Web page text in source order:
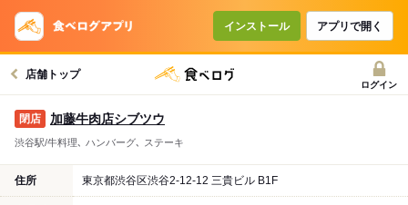
インストール アプリで開く
店舗トップ
ログイン
加藤牛肉店シブツウ
渋谷駅/牛料理､ ハンバーグ､ ステーキ
住所 東京都渋谷区渋谷2-12-12 三貴ビル B1F